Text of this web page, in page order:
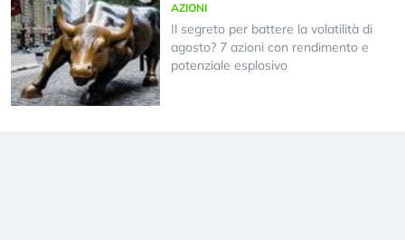
AZIONI
Il segreto per battere la volatilità di
agosto? 7 azioni con rendimento e
potenziale esplosivo